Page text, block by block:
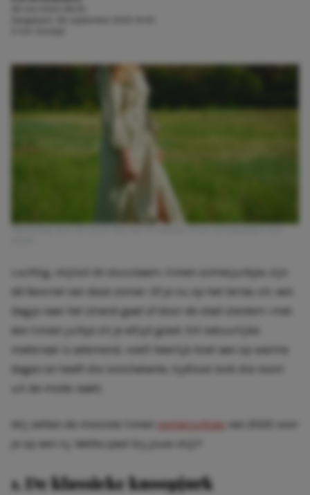
Afbeelding: Bron: © Canva. Wat zijn de leukste linnen zomerjurkjes voor
Luchtig, stijlvol én duurzaam: linnen zomerjurkjes zijn
dagje naar het strand gaat of door de stad slentert—met
een linnen jurkje zit je altijd goed. Dit natuurlijke
materiaal is ademend, voelt heerlijk koel aan op warme
dagen en heeft die nonchalante, tijdloze look die nooit
uit de mode raakt.
zomerjurkjes
1. De klassieke knoopjurk